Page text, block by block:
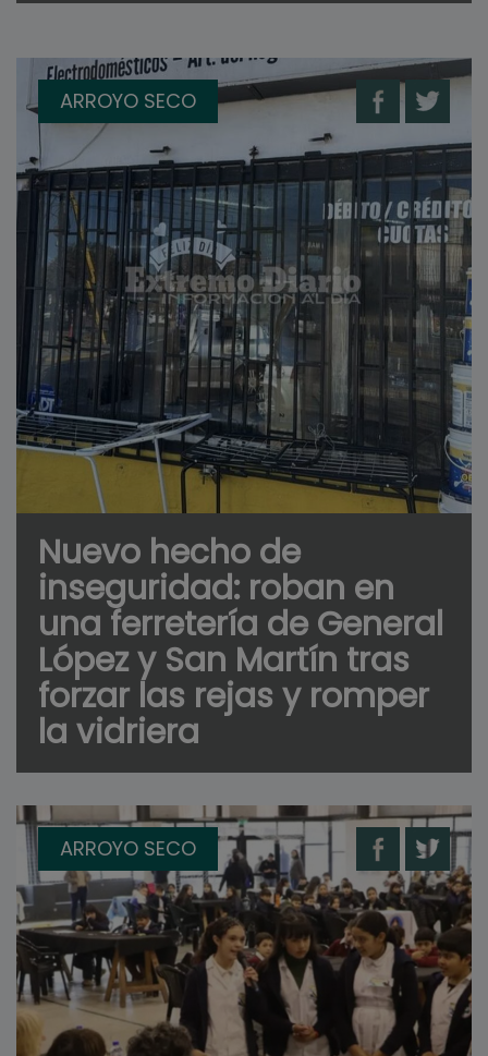
ARROYO SECO
Nuevo hecho de
inseguridad: roban en
una ferretería de General
López y San Martín tras
forzar las rejas y romper
la vidriera
ARROYO SECO